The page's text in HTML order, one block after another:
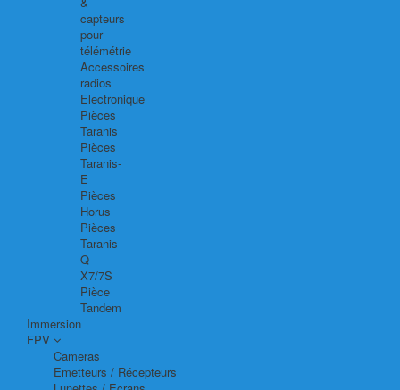
capteurs
pour
télémétrie
Accessoires
radios
Electronique
Pièces
Taranis
Pièces
Taranis-
E
Pièces
Horus
Pièces
Taranis-
Q
X7/7S
Pièce
Tandem
Immersion
FPV
Cameras
Emetteurs / Récepteurs